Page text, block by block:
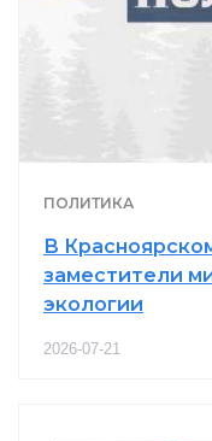
ПОЛИТИКА
В
заместители
экологии
2026-07-21